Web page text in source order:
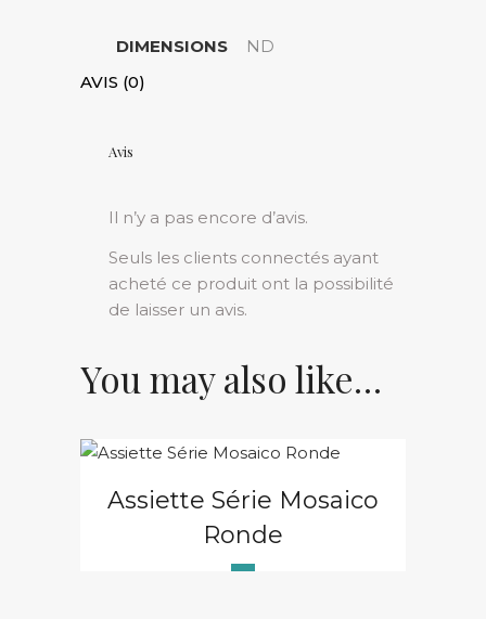
DIMENSIONS
ND
AVIS (0)
Avis
Il n’y a pas encore d’avis.
Seuls les clients connectés ayant
acheté ce produit ont la possibilité
de laisser un avis.
You may also like…
Assiette Série Mosaico
Ronde